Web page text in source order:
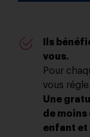
Ils
vous.
Pour
vous
Une
de moins
enfant et